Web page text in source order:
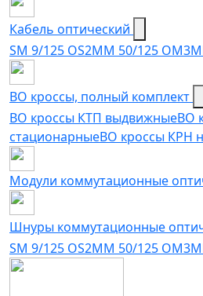
Кабель оптический
SM 9/125 OS2MM 50/125 OM3
ВО кроссы, полный комплект
ВО кроссы КТП выдвижныеВО
стационарныеВО кроссы КРН
Модули коммутационные
Шнуры коммутационные
SM 9/125 OS2MM 50/125 OM3